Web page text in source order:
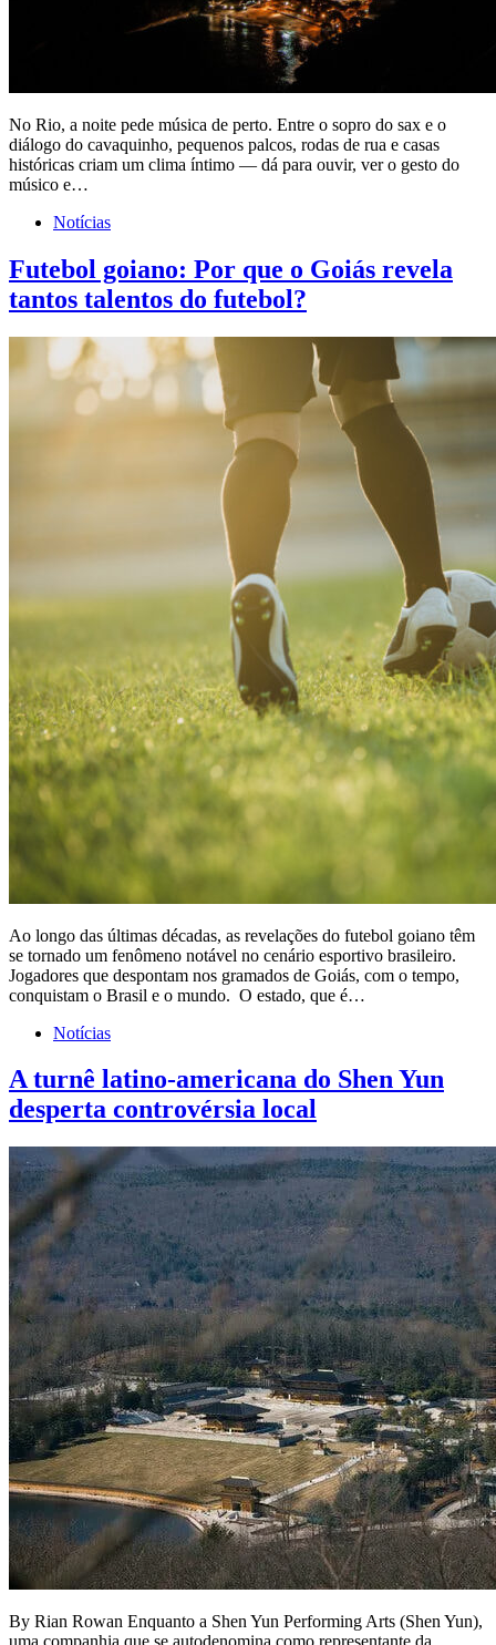
No Rio, a noite pede música de perto. Entre o sopro do sax e o
diálogo do cavaquinho, pequenos palcos, rodas de rua e casas
históricas criam um clima íntimo — dá para ouvir, ver o gesto do
músico e…
Notícias
Futebol goiano: Por que o Goiás revela
tantos talentos do futebol?
Ao longo das últimas décadas, as revelações do futebol goiano têm
se tornado um fenômeno notável no cenário esportivo brasileiro.
Jogadores que despontam nos gramados de Goiás, com o tempo,
conquistam o Brasil e o mundo. O estado, que é…
Notícias
A turnê latino-americana do Shen Yun
desperta controvérsia local
By Rian Rowan Enquanto a Shen Yun Performing Arts (Shen Yun),